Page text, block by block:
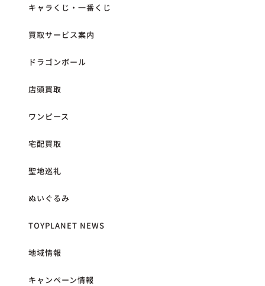
キャラくじ・一番くじ
買取サービス案内
ドラゴンボール
店頭買取
ワンピース
宅配買取
聖地巡礼
ぬいぐるみ
TOYPLANET NEWS
地域情報
キャンペーン情報